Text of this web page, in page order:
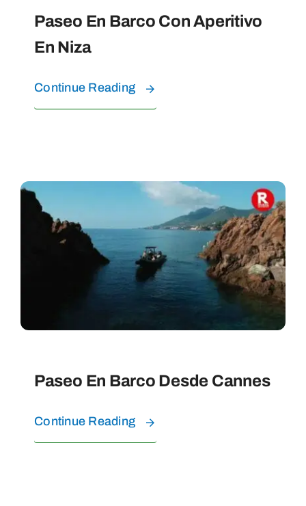
Paseo En Barco Con Aperitivo
En Niza
Continue Reading
Paseo En Barco Desde Cannes
Continue Reading